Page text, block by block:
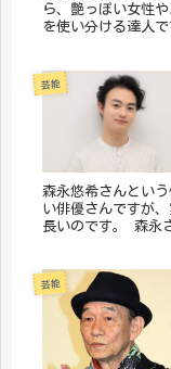
ら、艶っぽい女性
を使い分ける達人
芸能
森永悠希さんとい
い俳優さんですが
長いのです。 森永
芸能